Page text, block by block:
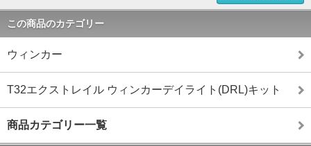
この商品のカテゴリー
ウィンカー
T32エクストレイル ウィンカーデイライト(DRL)キット
商品カテゴリー一覧